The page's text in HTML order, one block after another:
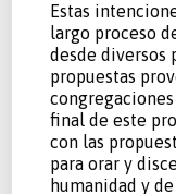
Estas
largo proceso
desde diversos
propuestas
final de este
con las
para orar y
humanidad y